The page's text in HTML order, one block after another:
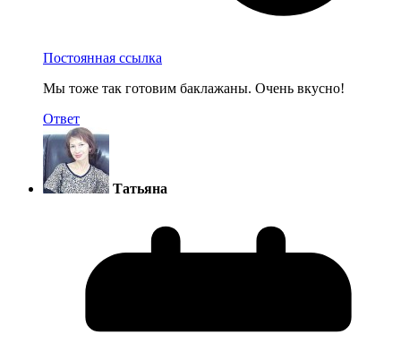
Постоянная ссылка
Мы тоже так готовим баклажаны. Очень вкусно!
Ответ
Татьяна